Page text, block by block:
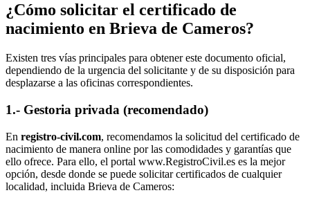
¿Cómo solicitar el certificado de
nacimiento en Brieva de Cameros?
Existen tres vías principales para obtener este documento oficial,
dependiendo de la urgencia del solicitante y de su disposición para
desplazarse a las oficinas correspondientes.
1.- Gestoria privada (recomendado)
En registro-civil.com, recomendamos la solicitud del certificado de
nacimiento de manera online por las comodidades y garantías que
ello ofrece. Para ello, el portal www.RegistroCivil.es es la mejor
opción, desde donde se puede solicitar certificados de cualquier
localidad, incluida Brieva de Cameros: